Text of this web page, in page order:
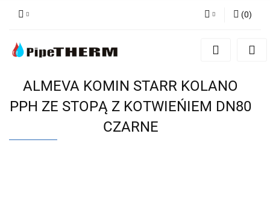
Zaloguj się
Dodaj zgłoszenie
(0)
ALMEVA KOMIN STARR KOLANO
PPH ZE STOPĄ Z KOTWIEŃIEM DN80
CZARNE